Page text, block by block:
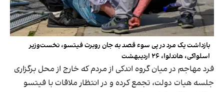
بازداشت یک مرد در پی سوء قصد به جان روبرت فیتسو، نخست‎‌وزیر
اسلواکی، هاندلوا، ۲۶ اردیبهشت
فرد مهاجم در میان گروه اندکی از مردم که خارج از محل برگزاری
جلسه هیات دولت، تجمع کرده و در انتظار ملاقات با فیتسو